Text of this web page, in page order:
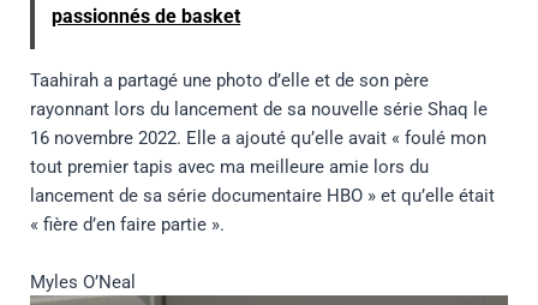
passionnés de basket
Taahirah a partagé une photo d’elle et de son père
rayonnant lors du lancement de sa nouvelle série Shaq le
16 novembre 2022. Elle a ajouté qu’elle avait « foulé mon
tout premier tapis avec ma meilleure amie lors du
lancement de sa série documentaire HBO » et qu’elle était
« fière d’en faire partie ».
Myles O’Neal